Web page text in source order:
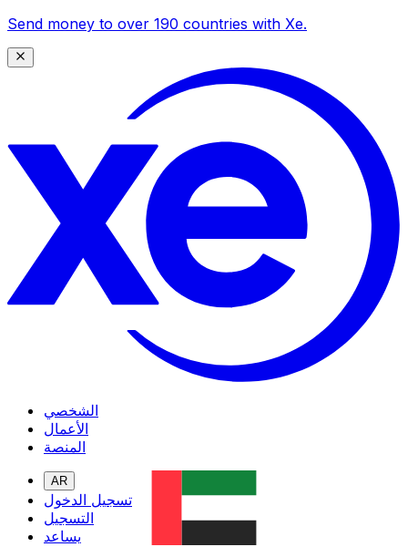
Send money to over 190 countries with Xe.
الشخصي
الأعمال
المنصة
AR
تسجيل الدخول
التسجيل
يساعد